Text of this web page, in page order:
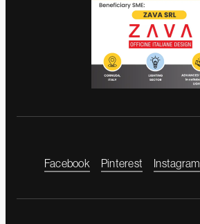
Facebook Pinterest Instagram